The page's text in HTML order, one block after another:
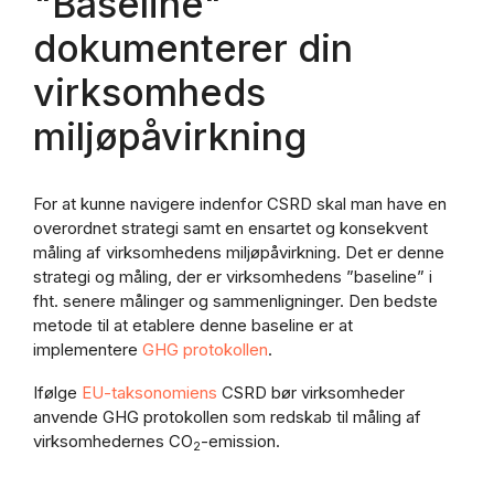
dokumenterer din
virksomheds
miljøpåvirkning
For at kunne navigere indenfor CSRD skal man have en
overordnet strategi samt en ensartet og konsekvent
måling af virksomhedens miljøpåvirkning. Det er denne
strategi og måling, der er virksomhedens ”baseline” i
fht. senere målinger og sammenligninger. Den bedste
metode til at etablere denne baseline er at
implementere GHG protokollen.
Ifølge EU-taksonomiens CSRD bør virksomheder
anvende GHG protokollen som redskab til måling af
virksomhedernes CO2-emission.